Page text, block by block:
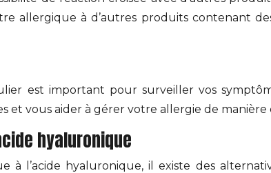
allergique à d’autres produits contenant
est important pour surveiller vos
et vous aider à gérer votre allergie de manière
hyaluronique
à l’acide hyaluronique, il existe des